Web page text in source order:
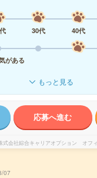
30代 40代
がある
もっと見る
応募へ進む
式会社綜合キャリアオプション オフ
07